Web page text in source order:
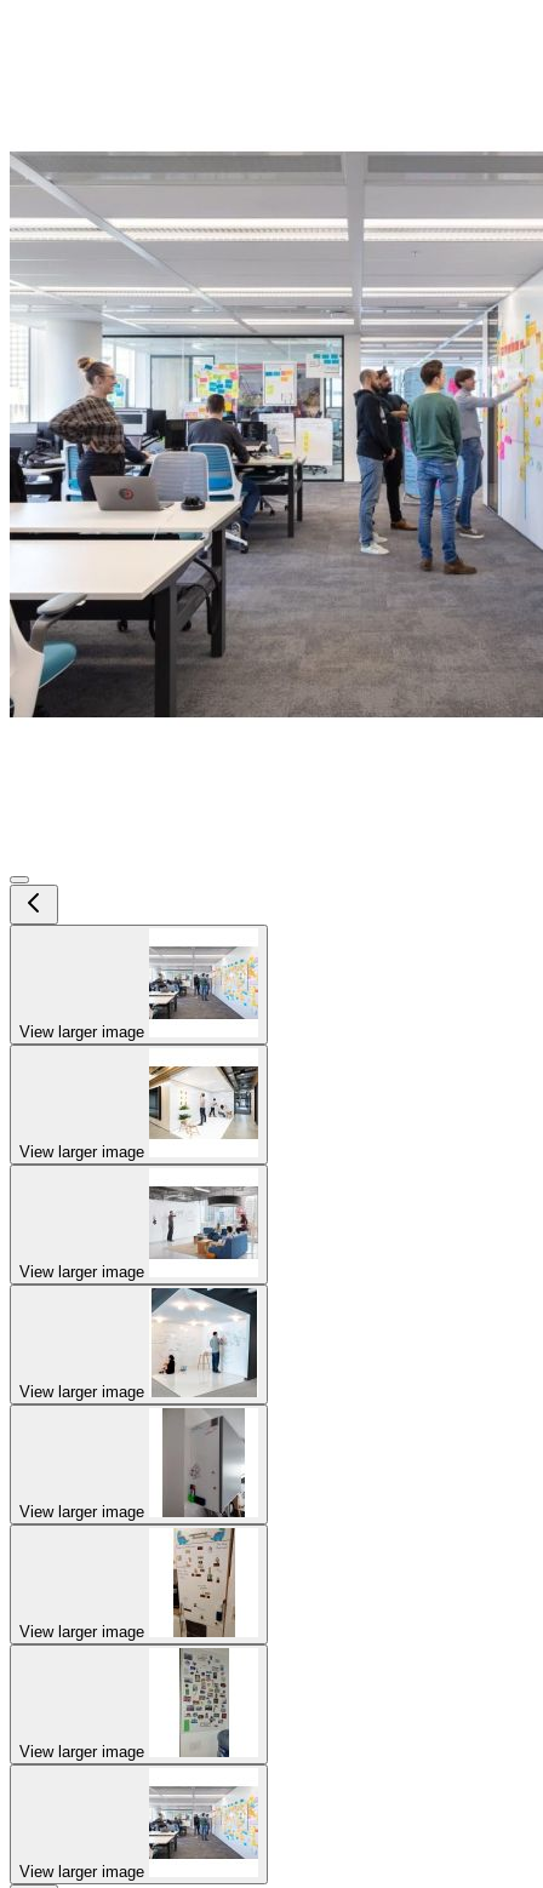
View larger image
View larger image
View larger image
View larger image
View larger image
View larger image
View larger image
View larger image